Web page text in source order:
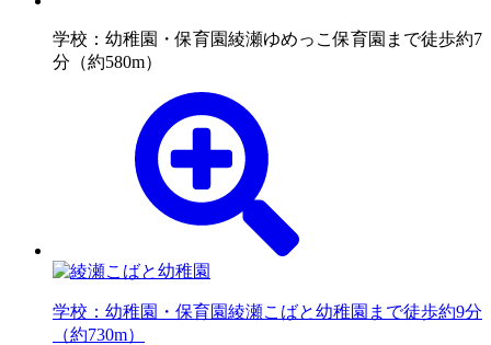
学校：幼稚園・保育園綾瀬ゆめっこ保育園まで徒歩約7
分（約580m）
学校：幼稚園・保育園綾瀬こばと幼稚園まで徒歩約9分
（約730m）